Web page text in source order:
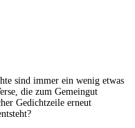
sind immer ein wenig etwas
die zum Gemeingut
Gedichtzeile erneut